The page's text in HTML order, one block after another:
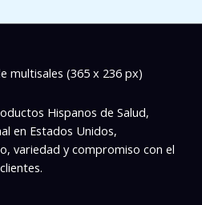
Hispanos de Salud,
en Estados Unidos,
variedad y compromiso con el